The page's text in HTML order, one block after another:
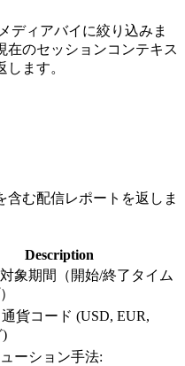
ディアバイに絞り込みま
在のセッションコンテキス
ます。
む配信レポートを返しま
Description
象期間（開始/終了タイム
通貨コード (USD, EUR,
)
ーション手法: